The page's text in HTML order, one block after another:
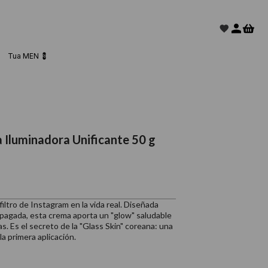
Tua MEN 💈
Iluminadora Unificante 50 g
de Instagram en la vida real. Diseñada
esta crema aporta un "glow" saludable
Es el secreto de la "Glass Skin" coreana: una
primera aplicación.